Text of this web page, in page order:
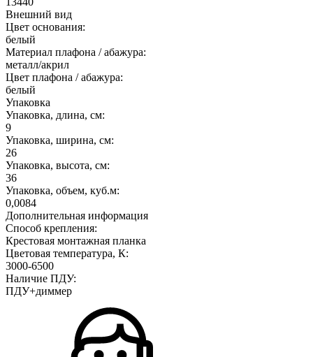
Внешний вид
Цвет основания:
белый
Материал плафона / абажура:
металл/акрил
Цвет плафона / абажура:
белый
Упаковка
Упаковка, длина, см:
9
Упаковка, ширина, см:
26
Упаковка, высота, см:
36
Упаковка, объем, куб.м:
0,0084
Дополнительная информация
Способ крепления:
Крестовая монтажная планка
Цветовая температура, К:
3000-6500
Наличие ПДУ:
ПДУ+диммер